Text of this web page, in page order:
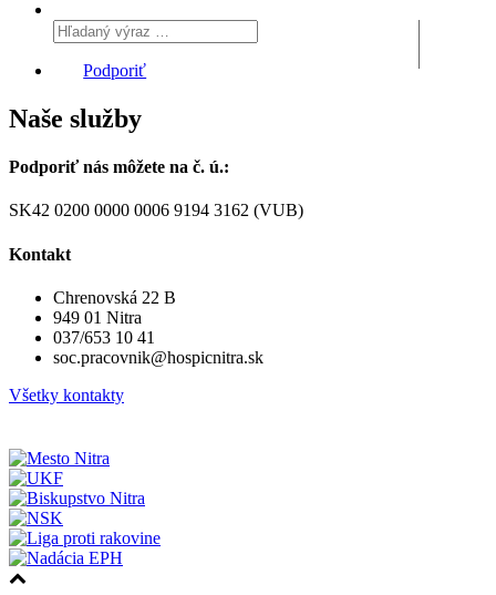
Podporiť
Naše služby
Podporiť nás môžete na č. ú.:
SK42 0200 0000 0006 9194 3162 (VUB)
Kontakt
Chrenovská 22 B
949 01 Nitra
037/653 10 41
soc.pracovnik@hospicnitra.sk
Všetky kontakty